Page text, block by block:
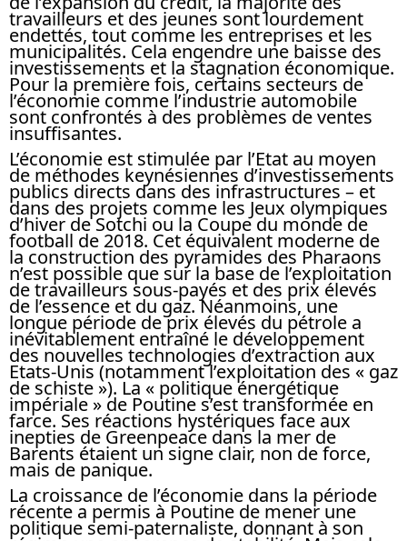
travailleurs et des jeunes sont lourdement
endettés, tout comme les entreprises et les
municipalités. Cela engendre une baisse des
investissements et la stagnation économique.
Pour la première fois, certains secteurs de
l’économie comme l’industrie automobile
sont confrontés à des problèmes de ventes
insuffisantes.
L’économie est stimulée par l’Etat au moyen
de méthodes keynésiennes d’investissements
publics directs dans des infrastructures – et
dans des projets comme les Jeux olympiques
d’hiver de Sotchi ou la Coupe du monde de
football de 2018. Cet équivalent moderne de
la construction des pyramides des Pharaons
n’est possible que sur la base de l’exploitation
de travailleurs sous-payés et des prix élevés
de l’essence et du gaz. Néanmoins, une
longue période de prix élevés du pétrole a
inévitablement entraîné le développement
des nouvelles technologies d’extraction aux
Etats-Unis (notamment l’exploitation des « gaz
de schiste »). La « politique énergétique
impériale » de Poutine s’est transformée en
farce. Ses réactions hystériques face aux
inepties de Greenpeace dans la mer de
Barents étaient un signe clair, non de force,
mais de panique.
La croissance de l’économie dans la période
récente a permis à Poutine de mener une
politique semi-paternaliste, donnant à son